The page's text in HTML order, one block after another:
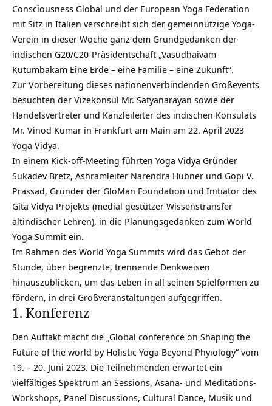
Consciousness Global und der European Yoga Federation
mit Sitz in Italien verschreibt sich der gemeinnützige Yoga-
Verein in dieser Woche ganz dem Grundgedanken der
indischen G20/C20-Präsidentschaft „Vasudhaivam
Kutumbakam Eine Erde – eine Familie – eine Zukunft“.
Zur Vorbereitung dieses nationenverbindenden Großevents
besuchten der Vizekonsul Mr. Satyanarayan sowie der
Handelsvertreter und Kanzleileiter des indischen Konsulats
Mr. Vinod Kumar in Frankfurt am Main am 22. April 2023
Yoga Vidya.
In einem Kick-off-Meeting führten Yoga Vidya Gründer
Sukadev Bretz, Ashramleiter Narendra Hübner und Gopi V.
Prassad, Gründer der GloMan Foundation und Initiator des
Gita Vidya Projekts (medial gestützer Wissenstransfer
altindischer Lehren), in die Planungsgedanken zum World
Yoga Summit ein.
Im Rahmen des World Yoga Summits wird das Gebot der
Stunde, über begrenzte, trennende Denkweisen
hinauszublicken, um das Leben in all seinen Spielformen zu
fördern, in drei Großveranstaltungen aufgegriffen.
1. Konferenz
Den Auftakt macht die „Global conference on Shaping the
Future of the world by Holistic Yoga Beyond Phyiology“ vom
19. – 20. Juni 2023. Die Teilnehmenden erwartet ein
vielfältiges Spektrum an Sessions, Asana- und Meditations-
Workshops, Panel Discussions, Cultural Dance, Musik und